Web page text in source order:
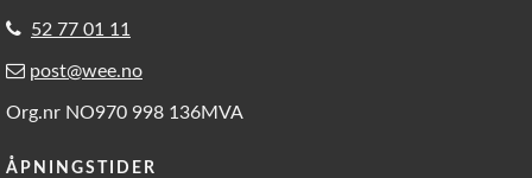
52 77 01 11
post@wee.no
Org.nr NO970 998 136MVA
ÅPNINGSTIDER